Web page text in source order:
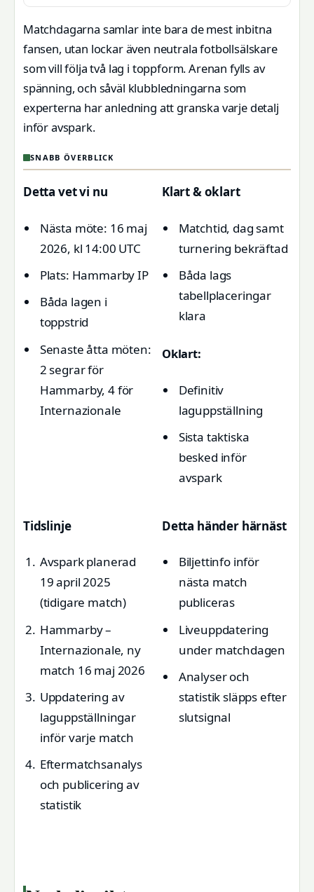
Matchdagarna samlar inte bara de mest inbitna
fansen, utan lockar även neutrala fotbollsälskare
som vill följa två lag i toppform. Arenan fylls av
spänning, och såväl klubbledningarna som
experterna har anledning att granska varje detalj
inför avspark.
SNABB ÖVERBLICK
Detta vet vi nu
Nästa möte: 16 maj
2026, kl 14:00 UTC
Plats: Hammarby IP
Båda lagen i
toppstrid
Senaste åtta möten:
2 segrar för
Hammarby, 4 för
Internazionale
Klart & oklart
Matchtid, dag samt
turnering bekräftad
Båda lags
tabellplaceringar
klara
Oklart:
Definitiv
laguppställning
Sista taktiska
besked inför
avspark
Tidslinje
Avspark planerad
19 april 2025
(tidigare match)
Hammarby –
Internazionale, ny
match 16 maj 2026
Uppdatering av
laguppställningar
inför varje match
Eftermatchsanalys
och publicering av
statistik
Detta händer härnäst
Biljettinfo inför
nästa match
publiceras
Liveuppdatering
under matchdagen
Analyser och
statistik släpps efter
slutsignal